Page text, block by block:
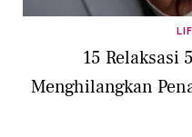
15 Relaksasi
Menghilangkan